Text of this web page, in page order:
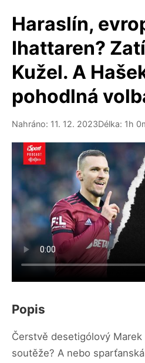
Haraslín,
Ihattaren?
Kužel. A
pohodlná
Nahráno: 11. 12. 2023Délka: 1h
Popis
Čerstvě desetigólový
soutěže? A nebo